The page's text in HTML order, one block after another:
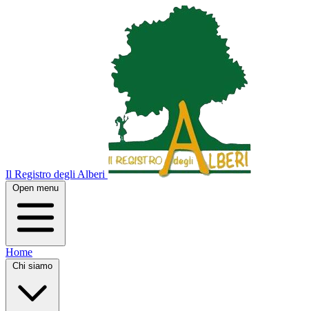
Il Registro degli Alberi
Open menu
Home
Chi siamo